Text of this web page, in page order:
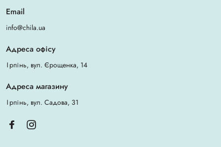
Email
info@chila.ua
Адреса офісу
Ірпінь, вул. Єрощенка, 14
Адреса магазину
Ірпінь, вул. Садова, 31